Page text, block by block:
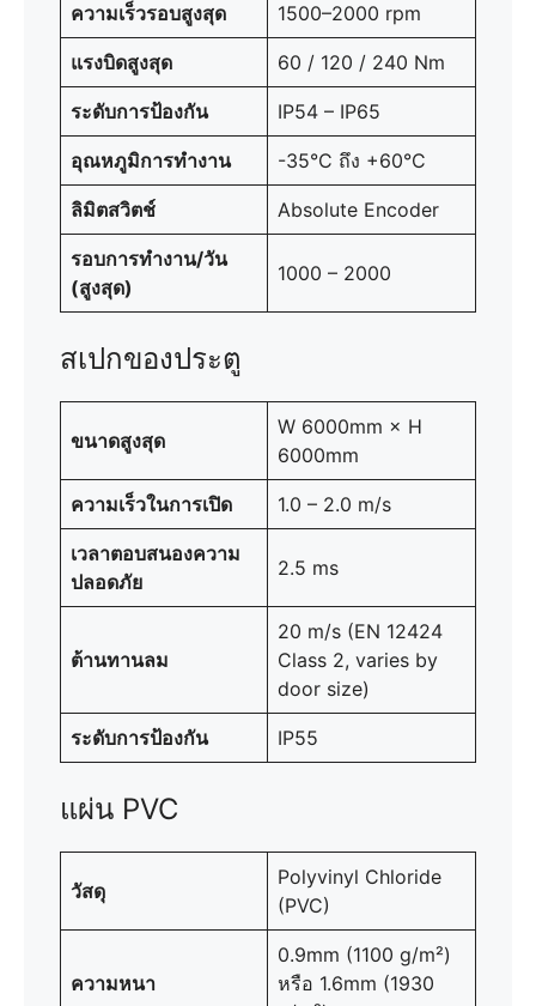
ความเร็วรอบสูงสุด 1500–2000 rpm
แรงบิดสูงสุด 60 / 120 / 240 Nm
ระดับการป้องกัน IP54 – IP65
อุณหภูมิการทำงาน -35°C ถึง +60°C
ลิมิตสวิตช์ Absolute Encoder
รอบการทำงาน/วัน
(สูงสุด)
1000 – 2000
สเปกของประตู
ขนาดสูงสุด
W 6000mm × H
6000mm
ความเร็วในการเปิด 1.0 – 2.0 m/s
เวลาตอบสนองความ
ปลอดภัย
2.5 ms
ต้านทานลม
20 m/s (EN 12424
Class 2, varies by
door size)
ระดับการป้องกัน IP55
แผ่น PVC
วัสดุ
Polyvinyl Chloride
(PVC)
ความหนา
0.9mm (1100 g/m²)
หรือ 1.6mm (1930